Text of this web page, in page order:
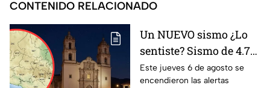
CONTENIDO RELACIONADO
Un NUEVO sismo ¿Lo
sentiste? Sismo de 4.7
activó alertas en varios
puntos de México
Este jueves 6 de agosto se
encendieron las alertas